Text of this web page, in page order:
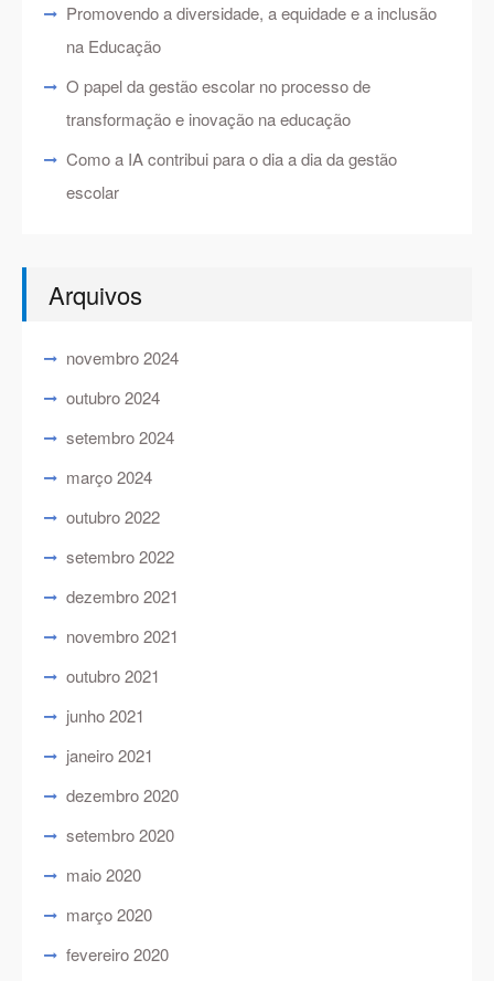
Promovendo a diversidade, a equidade e a inclusão
na Educação
O papel da gestão escolar no processo de
transformação e inovação na educação
Como a IA contribui para o dia a dia da gestão
escolar
Arquivos
novembro 2024
outubro 2024
setembro 2024
março 2024
outubro 2022
setembro 2022
dezembro 2021
novembro 2021
outubro 2021
junho 2021
janeiro 2021
dezembro 2020
setembro 2020
maio 2020
março 2020
fevereiro 2020